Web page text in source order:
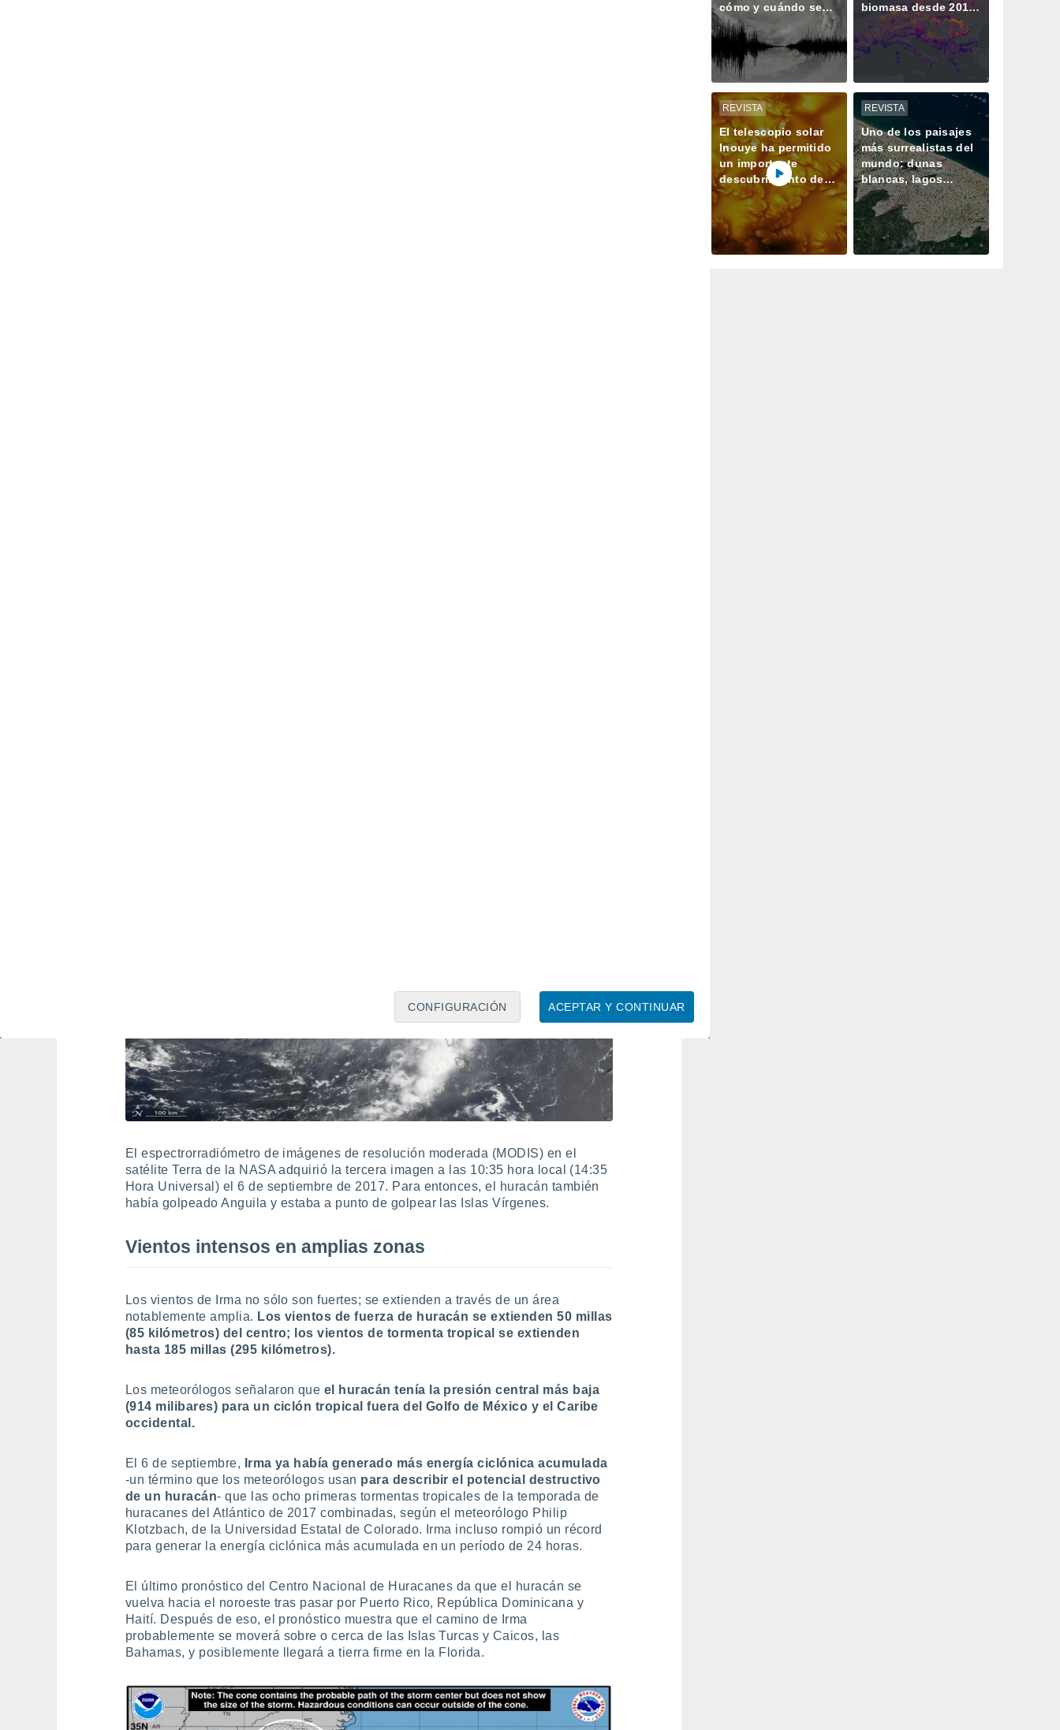
ACEPTAR Y CONTINUAR
CONFIGURACIÓN
El espectrorradiómetro de imágenes de resolución moderada (MODIS) en el
satélite Terra de la NASA adquirió la tercera imagen a las 10:35 hora local (14:35
Hora Universal) el 6 de septiembre de 2017. Para entonces, el huracán también
había golpeado Anguila y estaba a punto de golpear las Islas Vírgenes.
Vientos intensos en amplias zonas
Los vientos de Irma no sólo son fuertes; se extienden a través de un área
notablemente amplia. Los vientos de fuerza de huracán se extienden 50 millas
(85 kilómetros) del centro; los vientos de tormenta tropical se extienden
hasta 185 millas (295 kilómetros).
Los meteorólogos señalaron que el huracán tenía la presión central más baja
(914 milibares) para un ciclón tropical fuera del Golfo de México y el Caribe
occidental.
El 6 de septiembre,
Irma ya había generado más energía ciclónica acumulada
-un término que los meteorólogos usan para describir el potencial destructivo
de un huracán- que las ocho primeras tormentas tropicales de la temporada de
huracanes del Atlántico de 2017 combinadas, según el meteorólogo Philip
Klotzbach, de la Universidad Estatal de Colorado. Irma incluso rompió un récord
para generar la energía ciclónica más acumulada en un período de 24 horas.
El último pronóstico del Centro Nacional de Huracanes da que el huracán se
vuelva hacia el noroeste tras pasar por Puerto Rico, República Dominicana y
Haití. Después de eso, el pronóstico muestra que el camino de Irma
probablemente se moverá sobre o cerca de las Islas Turcas y Caicos, las
Bahamas, y posiblemente llegará a tierra firme en la Florida.
cómo y cuándo se
intensifican los
huracanes?
biomasa desde 2018
y almacenando
menos CO2
REVISTA
El telescopio solar
Inouye ha permitido
un importante
descubrimiento de
un proceso solar
oculto hasta ahora
REVISTA
Uno de los paisajes
más surrealistas del
mundo: dunas
blancas, lagos
azules oscuros y
verde vegetación